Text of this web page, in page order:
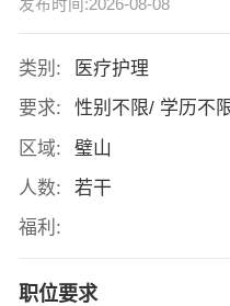
发布时间:2026-08-08
类别:
医疗护理
要求:
性别不限/ 学历不
区域:
璧山
人数:
若干
福利:
职位要求